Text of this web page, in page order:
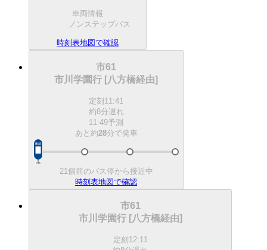
車両情報
ノンステップバス
時刻表地図で確認
市61
市川学園行 [八方橋経由]
定刻11:41
約8分遅れ
11:49予測
あと約28分で発車
21個前のバス停から接近中
時刻表地図で確認
市61
市川学園行 [八方橋経由]
定刻12:11